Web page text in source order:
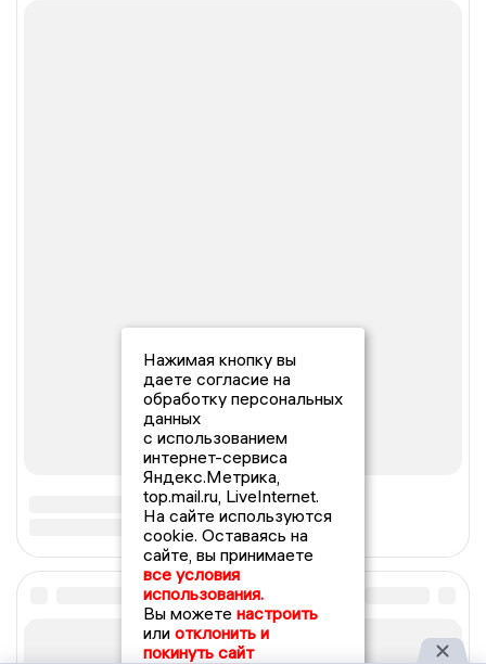
Нажимая кнопку вы
даете согласие на
обработку персональных
данных
с использованием
интернет-сервиса
Яндекс.Метрика,
top.mail.ru, LiveInternet.
На сайте используются
cookie. Оставаясь на
сайте, вы принимаете
все условия
использования.
Вы можете настроить
или отклонить и
покинуть сайт